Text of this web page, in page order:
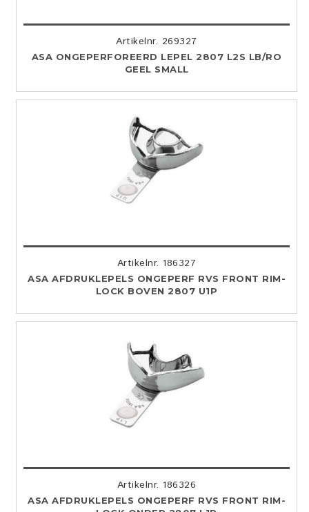
Artikelnr. 269327
ASA ONGEPERFOREERD LEPEL 2807 L2S LB/RO
GEEL SMALL
Artikelnr. 186327
ASA AFDRUKLEPELS ONGEPERF RVS FRONT RIM-
LOCK BOVEN 2807 U1P
Artikelnr. 186326
ASA AFDRUKLEPELS ONGEPERF RVS FRONT RIM-